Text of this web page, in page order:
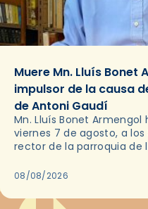
Muere Mn. Lluís Bonet
impulsor de la causa
de Antoni Gaudí
Mn. Lluís Bonet
viernes 7 de agosto, a los
rector de la parroquia de
08/08/2026